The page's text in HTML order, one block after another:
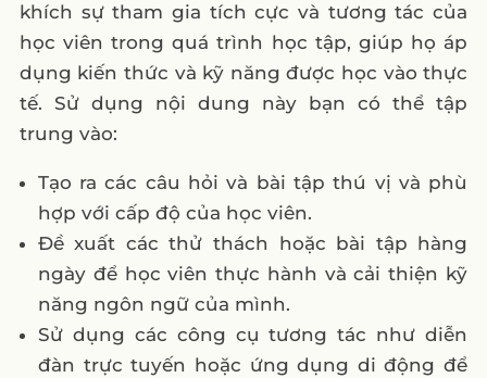
khích sự tham gia tích cực và tương tác của
học viên trong quá trình học tập, giúp họ áp
dụng kiến thức và kỹ năng được học vào thực
tế. Sử dụng nội dung này bạn có thể tập
trung vào:
Tạo ra các câu hỏi và bài tập thú vị và phù
hợp với cấp độ của học viên.
Đề xuất các thử thách hoặc bài tập hàng
ngày để học viên thực hành và cải thiện kỹ
năng ngôn ngữ của mình.
Sử dụng các công cụ tương tác như diễn
đàn trực tuyến hoặc ứng dụng di động để